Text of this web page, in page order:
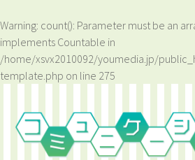
Warning: count(): Parameter must be an
implements Countable in
/home/xsvx2010092/youmedia.jp/
template.php on line 275